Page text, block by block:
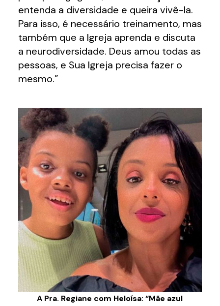
entenda a diversidade e queira vivê-la.
Para isso, é necessário treinamento, mas
também que a Igreja aprenda e discuta
a neurodiversidade. Deus amou todas as
pessoas, e Sua Igreja precisa fazer o
mesmo.”
A Pra. Regiane com Heloísa: “Mãe azul